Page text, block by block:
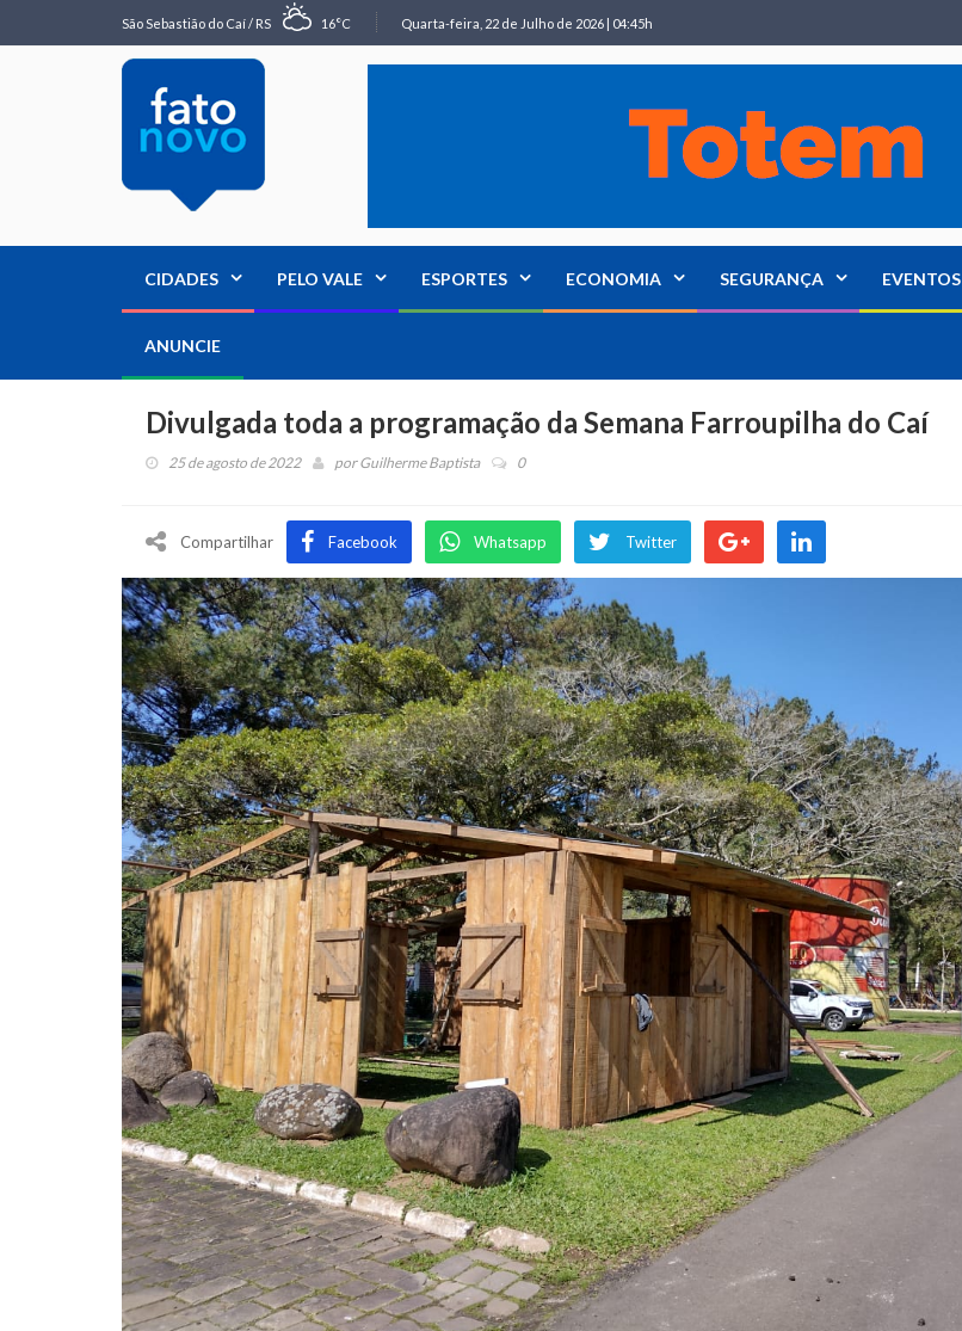
São Sebastião do Caí / RS 16°C Quarta-feira, 22 de Julho de 2026 | 04:45h
CIDADES PELO VALE ESPORTES ECONOMIA SEGURANÇA EVENTOS
ANUNCIE
Divulgada toda a programação da Semana Farroupilha do Caí
25 de agosto de 2022 porGuilherme Baptista 0
Compartilhar Facebook Whatsapp Twitter